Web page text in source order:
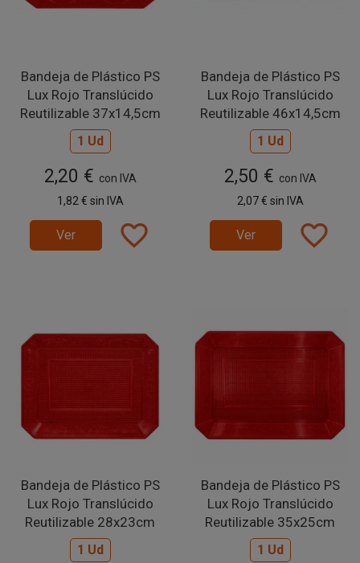
Bandeja de Plástico PS
Lux Rojo Translúcido
Reutilizable 37x14,5cm
1 Ud
2,20 € con IVA
1,82 € sin IVA
Ver favorite_border
Bandeja de Plástico PS
Lux Rojo Translúcido
Reutilizable 46x14,5cm
1 Ud
2,50 € con IVA
2,07 € sin IVA
Ver favorite_border
Bandeja de Plástico PS
Lux Rojo Translúcido
Reutilizable 28x23cm
1 Ud
Bandeja de Plástico PS
Lux Rojo Translúcido
Reutilizable 35x25cm
1 Ud